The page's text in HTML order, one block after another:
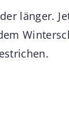
länger.